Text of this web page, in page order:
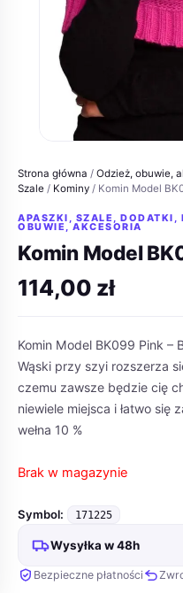
Strona główna / Odzież, obuwie,
Szale / Kominy / Komin Model
APASZKI, SZALE ,DODATKI ,
OBUWIE, AKCESORIA
Komin Model
114,00 zł
Komin Model BK099 Pink –
Wąski przy szyi rozszerza
czemu zawsze będzie cię
niewiele miejsca i łatwo się
wełna 10 %
Brak w magazynie
Symbol: 171225
Wysyłka w 48h
Bezpieczne płatności